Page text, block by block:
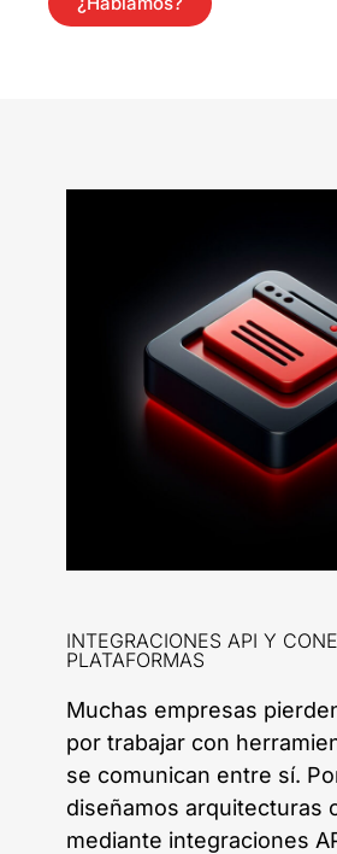
INTEGRACIONES API Y
PLATAFORMAS
Muchas empresas
por trabajar con
se comunican entre sí.
diseñamos arquitecturas
mediante integraciones